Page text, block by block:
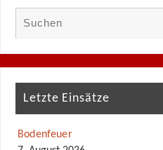
Letzte Einsätze
Bodenfeuer